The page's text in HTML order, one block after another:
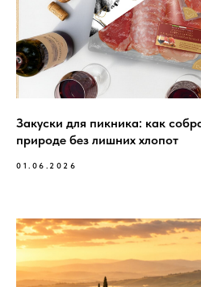
Закуски для пикника: как
природе без лишних хлопот
01.06.2026